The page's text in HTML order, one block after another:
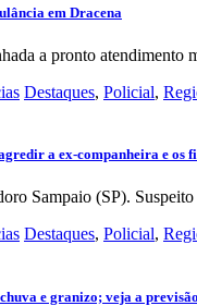
em Dracena
a pronto atendimento
Destaques, Policial,
a ex-companheira e os
Sampaio (SP).
Destaques, Policial,
e granizo; veja a